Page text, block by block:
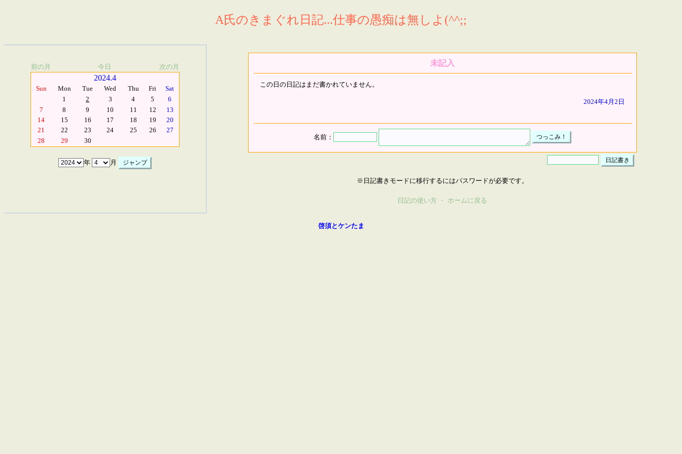
A氏のきまぐれ日記...仕事の愚痴は無しよ(^^;;
前の月 今日 次の月
2024.4
Sun Mon Tue Wed Thu Fri
Sat
1
2 3 4 5
6
7
8 9 10 11 12
13
14
15 16 17 18 19
20
21
22 23 24 25 26
27
28
29 30
年 月
未記入
この日の日記はまだ書かれていません。
2024年4月2日
名前：
※日記書きモードに移行するにはパスワードが必要です。
日記の使い方 ・ ホームに戻る
啓須とケンたま